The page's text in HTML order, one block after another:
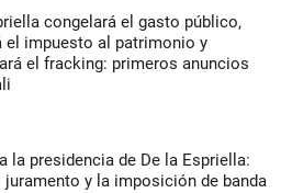
congelará el gasto público,
el impuesto al patrimonio y
el fracking: primeros anuncios
la presidencia de De la Espriella:
juramento y la imposición de banda